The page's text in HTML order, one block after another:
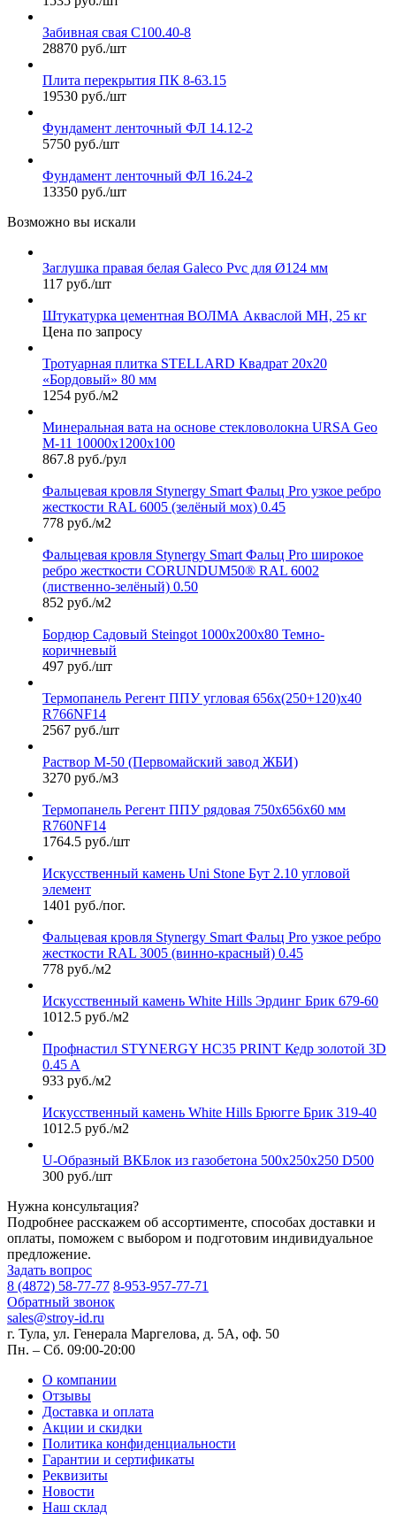
Забивная свая С100.40-8
28870 руб./шт
Плита перекрытия ПК 8-63.15
19530 руб./шт
Фундамент ленточный ФЛ 14.12-2
5750 руб./шт
Фундамент ленточный ФЛ 16.24-2
13350 руб./шт
Возможно вы искали
Заглушка правая белая Galeco Pvc для Ø124 мм
117 руб./шт
Штукатурка цементная ВОЛМА Акваслой МН, 25 кг
Цена по запросу
Тротуарная плитка STELLARD Квадрат 20х20
«Бордовый» 80 мм
1254 руб./м2
Минеральная вата на основе стекловолокна URSA Geo
М-11 10000х1200х100
867.8 руб./рул
Фальцевая кровля Stynergy Smart Фальц Pro узкое ребро
жесткости RAL 6005 (зелёный мох) 0.45
778 руб./м2
Фальцевая кровля Stynergy Smart Фальц Pro широкое
ребро жесткости CORUNDUM50® RAL 6002
(лиственно-зелёный) 0.50
852 руб./м2
Бордюр Садовый Steingot 1000х200х80 Темно-
коричневый
497 руб./шт
Термопанель Регент ППУ угловая 656х(250+120)х40
R766NF14
2567 руб./шт
Раствор М-50 (Первомайский завод ЖБИ)
3270 руб./м3
Термопанель Регент ППУ рядовая 750х656х60 мм
R760NF14
1764.5 руб./шт
Искусственный камень Uni Stone Бут 2.10 угловой
элемент
1401 руб./пог.
Фальцевая кровля Stynergy Smart Фальц Pro узкое ребро
жесткости RAL 3005 (винно-красный) 0.45
778 руб./м2
Искусственный камень White Hills Эрдинг Брик 679-60
1012.5 руб./м2
Профнастил STYNERGY НС35 PRINT Кедр золотой 3D
0.45 A
933 руб./м2
Искусственный камень White Hills Брюгге Брик 319-40
1012.5 руб./м2
U-Образный ВКБлок из газобетона 500x250x250 D500
300 руб./шт
Нужна консультация?
Подробнее расскажем об ассортименте, способах доставки и
оплаты, поможем с выбором и подготовим индивидуальное
предложение.
Задать вопрос
8 (4872) 58-77-77 8-953-957-77-71
Обратный звонок
sales@stroy-id.ru
г. Тула, ул. Генерала Маргелова, д. 5А, оф. 50
Пн. – Cб. 09:00-20:00
О компании
Отзывы
Доставка и оплата
Акции и скидки
Политика конфиденциальности
Гарантии и сертификаты
Реквизиты
Новости
Наш склад